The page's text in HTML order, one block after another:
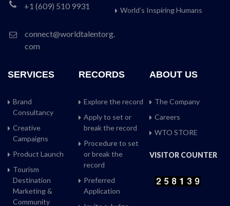
+1 (609) 510 9931
connect@worldtalentorg.
com
World’s Inspiring Humans
SERVICES
Brand
Consultancy
Creative
Campaigns
Product Launch
Tourism
Destination
Marketing &
Community
RECORDS
Explore the record
Apply to set or
break the record
Procedure to set
or break the
record
Preferred
Application
ABOUT US
The Company
Careers
WTO STORE
VISITOR COUNTER